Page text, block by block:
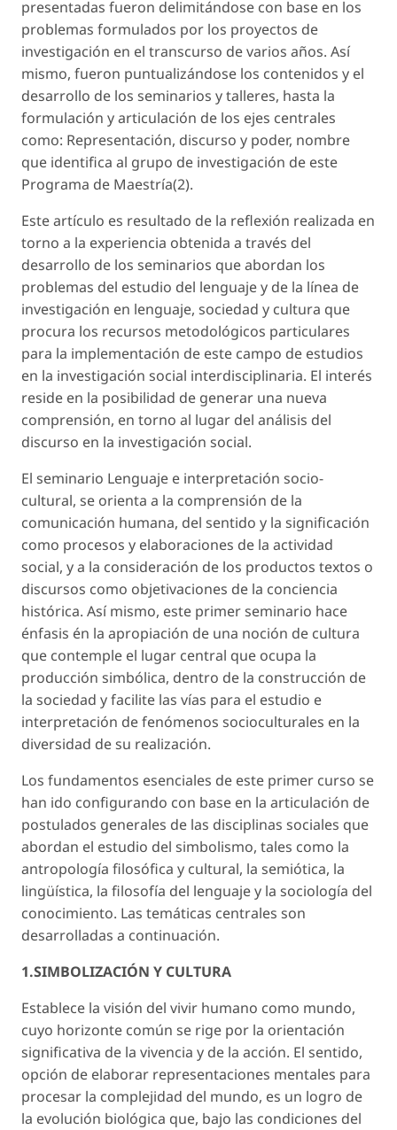
presentadas fueron delimitándose con base en los
problemas formulados por los proyectos de
investigación en el transcurso de varios años. Así
mismo, fueron puntualizándose los contenidos y el
desarrollo de los seminarios y talleres, hasta la
formulación y articulación de los ejes centrales
como: Representación, discurso y poder, nombre
que identifica al grupo de investigación de este
Programa de Maestría(2).
Este artículo es resultado de la reflexión realizada en
torno a la experiencia obtenida a través del
desarrollo de los seminarios que abordan los
problemas del estudio del lenguaje y de la línea de
investigación en lenguaje, sociedad y cultura que
procura los recursos metodológicos particulares
para la implementación de este campo de estudios
en la investigación social interdisciplinaria. El interés
reside en la posibilidad de generar una nueva
comprensión, en torno al lugar del análisis del
discurso en la investigación social.
El seminario Lenguaje e interpretación socio-
cultural, se orienta a la comprensión de la
comunicación humana, del sentido y la significación
como procesos y elaboraciones de la actividad
social, y a la consideración de los productos textos o
discursos como objetivaciones de la conciencia
histórica. Así mismo, este primer seminario hace
énfasis én la apropiación de una noción de cultura
que contemple el lugar central que ocupa la
producción simbólica, dentro de la construcción de
la sociedad y facilite las vías para el estudio e
interpretación de fenómenos socioculturales en la
diversidad de su realización.
Los fundamentos esenciales de este primer curso se
han ido configurando con base en la articulación de
postulados generales de las disciplinas sociales que
abordan el estudio del simbolismo, tales como la
antropología filosófica y cultural, la semiótica, la
lingüística, la filosofía del lenguaje y la sociología del
conocimiento. Las temáticas centrales son
desarrolladas a continuación.
1.SIMBOLIZACIÓN Y CULTURA
Establece la visión del vivir humano como mundo,
cuyo horizonte común se rige por la orientación
significativa de la vivencia y de la acción. El sentido,
opción de elaborar representaciones mentales para
procesar la complejidad del mundo, es un logro de
la evolución biológica que, bajo las condiciones del